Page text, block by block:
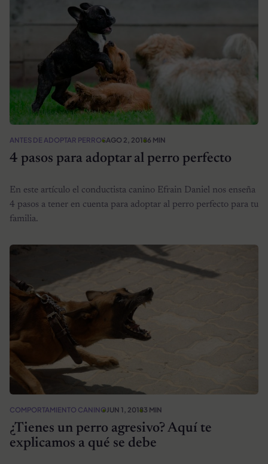
ANTES DE ADOPTAR PERROSAGO 2, 20186 MIN
4 pasos para adoptar al perro perfecto
En este artículo el conductista canino Efrain Daniel nos enseña
4 pasos a tener en cuenta para adoptar al perro perfecto para tu
familia.
COMPORTAMIENTO CANINOJUN 1, 20183 MIN
¿Tienes un perro agresivo? Aquí te
explicamos a qué se debe